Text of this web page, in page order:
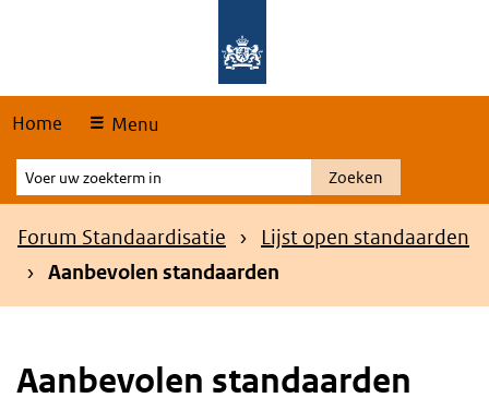
Home Menu
Voer
uw
zoekterm
Zoeken
Kruimelpad
Forum Standaardisatie
Lijst open standaarden
Aanbevolen standaarden
Aanbevolen standaarden